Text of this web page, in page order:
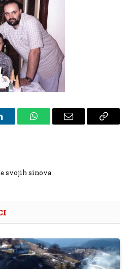
WhatsAppEmail
Copy
svojih sinova